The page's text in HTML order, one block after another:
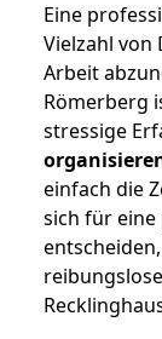
Eine
Vielzahl von
Arbeit
Römerberg
stressige
einfach die
sich für eine